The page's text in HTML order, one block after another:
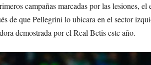
campañas marcadas por las lesiones,
de que Pellegrini lo ubicara en el sector
demostrada por el Real Betis este año.